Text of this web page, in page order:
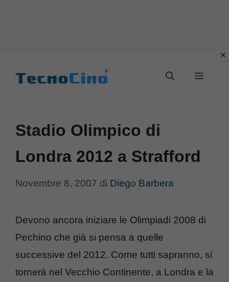
Menu
Stadio Olimpico di
Londra 2012 a Strafford
Novembre 8, 2007 di Diego Barbera
Devono ancora iniziare le Olimpiadi 2008 di
Pechino che già si pensa a quelle
successive del 2012. Come tutti sapranno, si
tornerà nel Vecchio Continente, a Londra e la